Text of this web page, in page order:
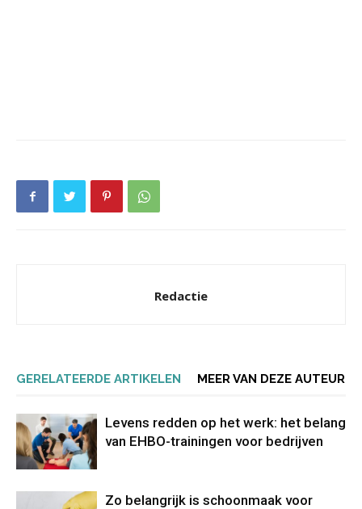
Redactie
GERELATEERDE ARTIKELEN MEER VAN DEZE AUTEUR
Levens redden op het werk: het belang
van EHBO-trainingen voor bedrijven
Zo belangrijk is schoonmaak voor